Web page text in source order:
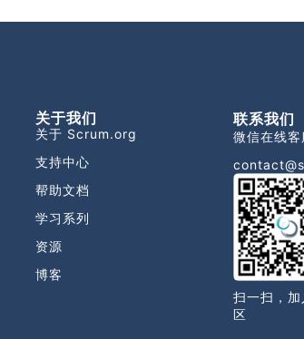
关于我们
关于 Scrum.org
支持中心
帮助文档
学习系列
资源
博客
联系我们
微信在线客
扫一扫，
区